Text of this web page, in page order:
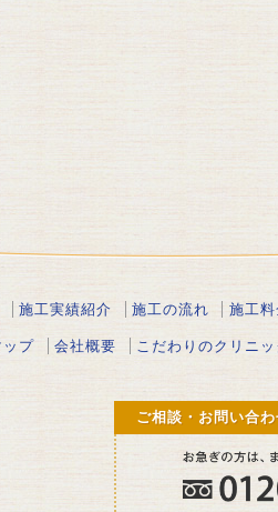
施工実績紹介 施工の流れ 施工料
ップ 会社概要 こだわりのクリニ
ご相談・お問い合